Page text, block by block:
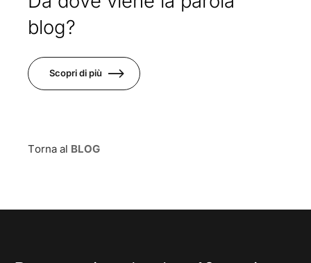
blog?
Scopri di più
Torna al BLOG